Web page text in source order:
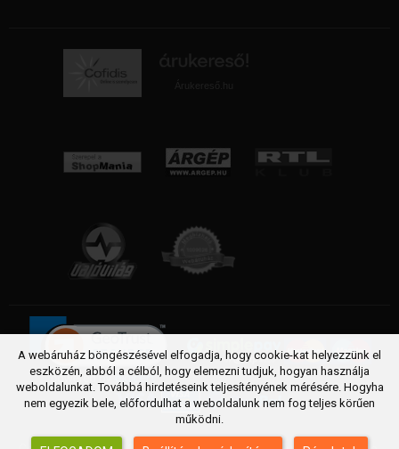
A webáruház böngészésével elfogadja, hogy cookie-kat helyezzünk el
eszközén, abból a célból, hogy elemezni tudjuk, hogyan használja
weboldalunkat. Továbbá hirdetéseink teljesítényének mérésére. Hogyha
nem egyezik bele, előfordulhat a weboldalunk nem fog teljes körűen
működni.